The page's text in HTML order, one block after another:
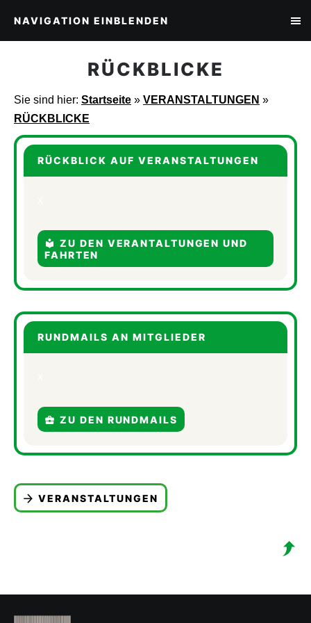
NAVIGATION EINBLENDEN
RÜCKBLICKE
Sie sind hier: Startseite » VERANSTALTUNGEN »
RÜCKBLICKE
RÜCKBLICK AUF VERANSTALTUNGEN
ZU DEN VERANTALTUNGEN UND
FAHRTEN
RUNDMAILS AN MITGLIEDER
ZU DEN RUNDMAILS
VERANSTALTUNGEN